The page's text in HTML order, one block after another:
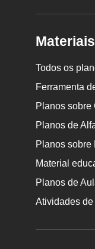
Todos os
Ferramenta
Planos sobre
Planos de
Planos sobre
Material
Planos de
Atividades